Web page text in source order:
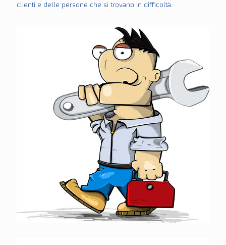
clienti e delle persone che si trovano in difficoltà.